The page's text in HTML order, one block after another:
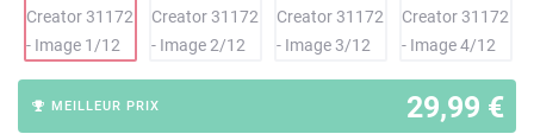
29,99 €
MEILLEUR PRIX